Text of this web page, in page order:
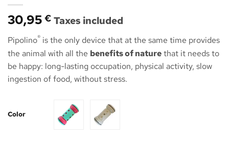
30,95 € Taxes included
Pipolino® is the only device that at the same time provides
the animal with all the benefits of naturethat it needs to
be happy: long-lasting occupation, physical activity, slow
ingestion of food, without stress.
Color